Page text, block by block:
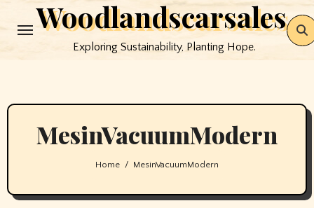
to
Woodlandscarsales
Exploring Sustainability, Planting Hope.
MesinVacuumModern
Home MesinVacuumModern